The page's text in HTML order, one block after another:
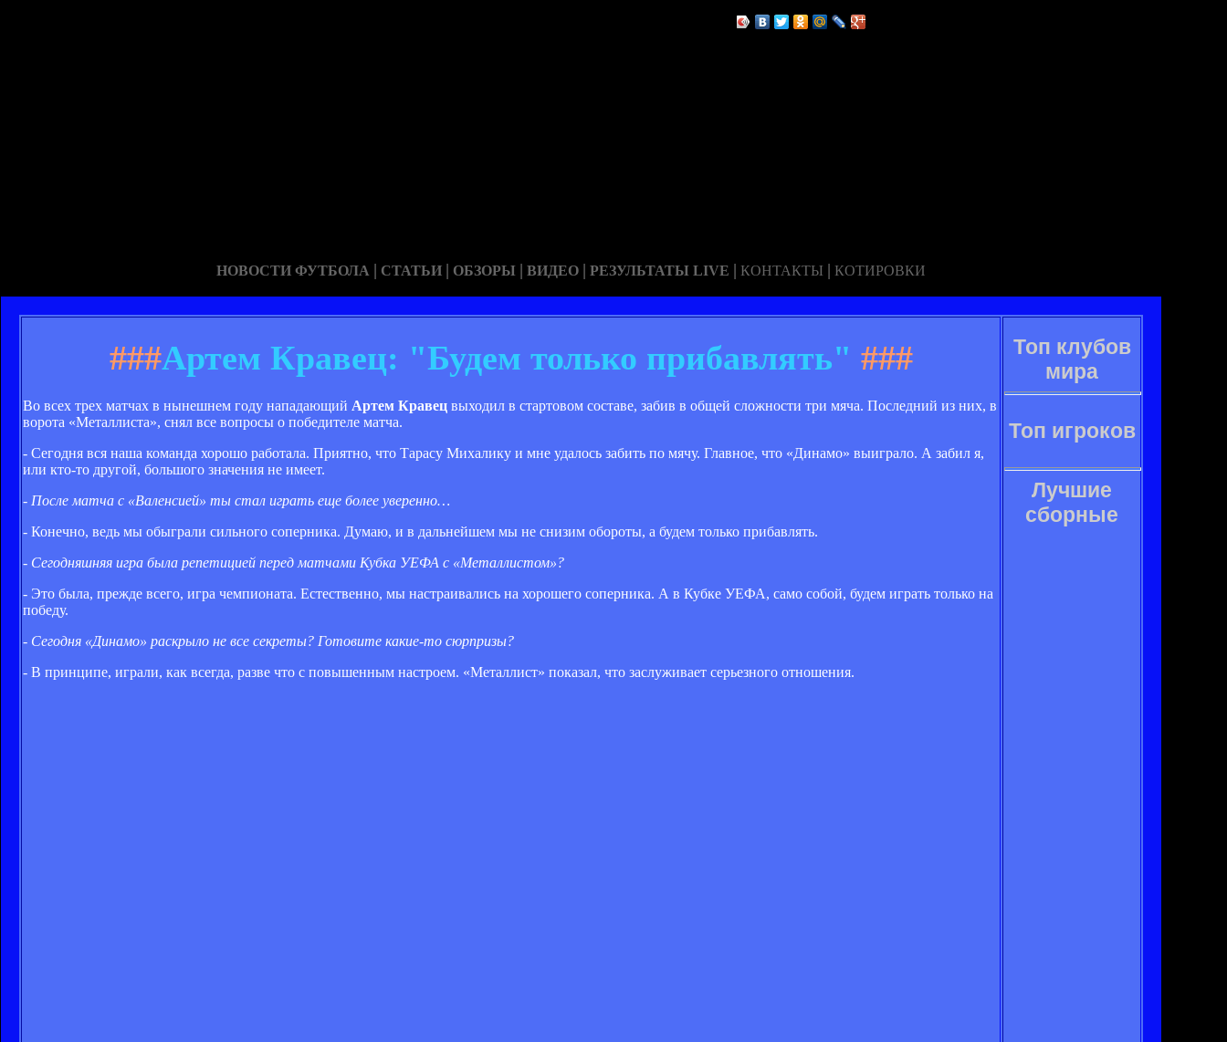
НОВОСТИ ФУТБОЛА | СТАТЬИ | ОБЗОРЫ | ВИДЕО | РЕЗУЛЬТАТЫ LIVE | КОНТАКТЫ | КОТИРОВКИ
###Артем Кравец: "Будем только прибавлять" ###
Во всех трех матчах в нынешнем году нападающий Артем Кравец выходил в стартовом составе, забив в общей сложности три мяча. Последний из них, в
ворота «Металлиста», снял все вопросы о победителе матча.
- Сегодня вся наша команда хорошо работала. Приятно, что Тарасу Михалику и мне удалось забить по мячу. Главное, что «Динамо» выиграло. А забил я,
или кто-то другой, большого значения не имеет.
- После матча с «Валенсией» ты стал играть еще более уверенно…
- Конечно, ведь мы обыграли сильного соперника. Думаю, и в дальнейшем мы не снизим обороты, а будем только прибавлять.
- Сегодняшняя игра была репетицией перед матчами Кубка УЕФА с «Металлистом»?
- Это была, прежде всего, игра чемпионата. Естественно, мы настраивались на хорошего соперника. А в Кубке УЕФА, само собой, будем играть только на
победу.
- Сегодня «Динамо» раскрыло не все секреты? Готовите какие-то сюрпризы?
- В принципе, играли, как всегда, разве что с повышенным настроем. «Металлист» показал, что заслуживает серьезного отношения.
Топ клубов
мира
Топ игроков
Лучшие
сборные